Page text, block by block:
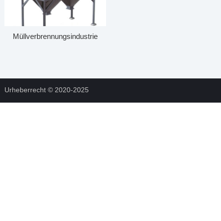
Müllverbrennungsindustrie
Urheberrecht © 2020-2025